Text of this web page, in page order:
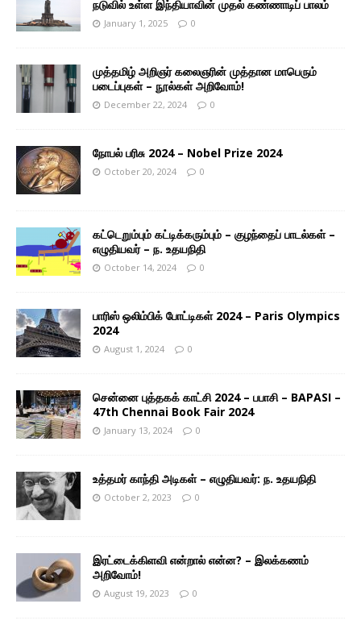
நடுவில் உள்ள இந்தியாவின் முதல் கண்ணாடிப் பாலம்
January 1, 2025 0
முத்தமிழ் அறிஞர் கலைஞரின் முத்தான மாபெரும்
படைப்புகள் – நூல்கள் அறிவோம்!
December 22, 2024 0
நோபல் பரிசு 2024 – Nobel Prize 2024
October 20, 2024 0
கட்டெறும்பும் கட்டிக்கரும்பும் – குழந்தைப் பாடல்கள் –
எழுதியவர் – ந. உதயநிதி
October 14, 2024 0
பாரிஸ் ஒலிம்பிக் போட்டிகள் 2024 – Paris Olympics
2024
August 1, 2024 0
சென்னை புத்தகக் காட்சி 2024 – பபாசி – BAPASI –
47th Chennai Book Fair 2024
January 13, 2024 0
உத்தமர் காந்தி அடிகள் – எழுதியவர்: ந. உதயநிதி
October 2, 2023 0
இரட்டைக்கிளவி என்றால் என்ன? – இலக்கணம்
அறிவோம்!
August 19, 2023 0